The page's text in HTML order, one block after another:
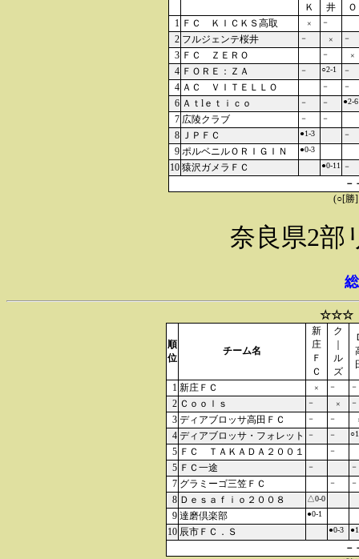
Ｋ
井
Ｏ
1 ＦＣ ＫＩＣＫＳ高取 × －
2 フルジェンテ桜井 － × －
3 ＦＣ ＺＥＲＯ － ×
4 ＦＯＲＥ：ＺＡ － ○2-1 －
4 ＡＣ ＶＩＴＥＬＬＯ － －
6 Ａｔlｅｔｉｃｏ － － ●2-6
7 広陵クラブ － －
8 ＪＰＦＣ ●1-3 －
9 ポルベニルＯＲＩＧＩＮ ●0-3
10 猿沢ガメラＦＣ ●0-11 －
－
(○[勝
奈良県2部
☆☆☆
順
位
チーム名
新
庄
Ｆ
Ｃ
ク
ル
ズ
1 新庄ＦＣ × － －
2 Ｃｏｏｌｓ － × －
3 ディアブロッサ高田ＦＣ － －
4 ディアブロッサ・フォレット － －
5 ＦＣ ＴＡＫＡＤＡ２００１ －
5 ＦＣ一途 － －
7 グラミーゴ三笠ＦＣ － －
8 Ｄｅｓａｆｉｏ２００８ △0-0
9 達磨倶楽部 ●0-1
10 辰市ＦＣ．Ｓ ●0-3
－